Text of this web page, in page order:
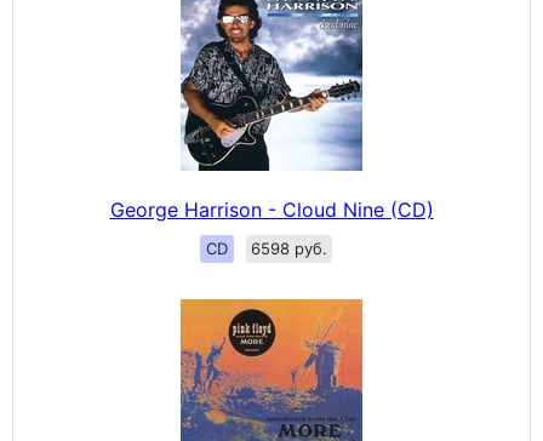
George Harrison - Cloud Nine (CD)
CD 6598 руб.